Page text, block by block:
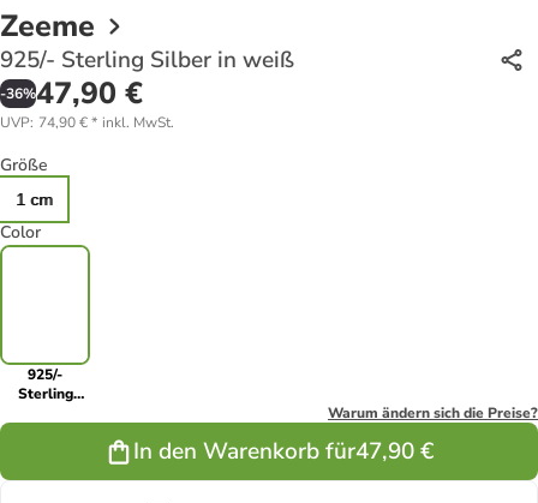
Zeeme
925/- Sterling Silber in weiß
-36%47,90 €
UVP: 74,90 €* inkl. MwSt.
Größe
1 cm
Color
925/-
Sterling
Warum ändern sich die Preise?
In den Warenkorb für47,90 €